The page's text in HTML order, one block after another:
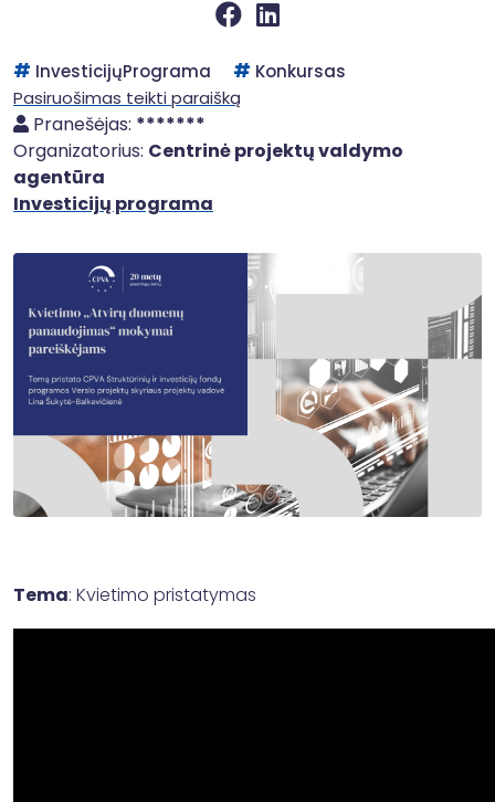
InvesticijųPrograma
Konkursas
Pasiruošimas teikti paraišką
Pranešėjas: *******
Organizatorius: Centrinė projektų valdymo
agentūra
Investicijų programa
Tema: Kvietimo pristatymas